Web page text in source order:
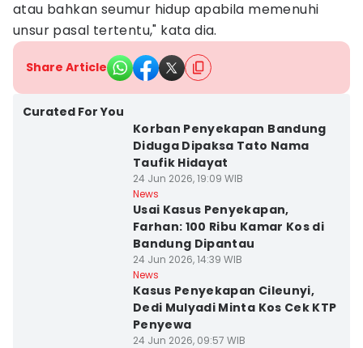
atau bahkan seumur hidup apabila memenuhi
unsur pasal tertentu," kata dia.
Share Article
Curated For You
Korban Penyekapan Bandung
Diduga Dipaksa Tato Nama
Taufik Hidayat
24 Jun 2026, 19:09 WIB
News
Usai Kasus Penyekapan,
Farhan: 100 Ribu Kamar Kos di
Bandung Dipantau
24 Jun 2026, 14:39 WIB
News
Kasus Penyekapan Cileunyi,
Dedi Mulyadi Minta Kos Cek KTP
Penyewa
24 Jun 2026, 09:57 WIB